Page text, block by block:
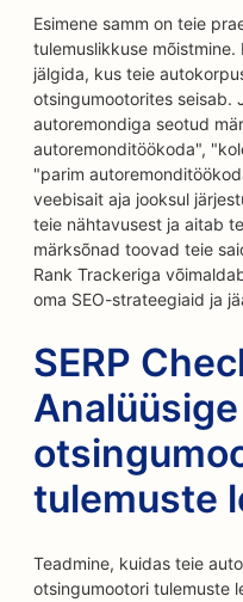
Esimene samm on teie
tulemuslikkuse
jälgida, kus teie
otsingumootorites seisab.
autoremondiga seotud
autoremonditöökoda",
"parim
veebisait aja jooksul
teie nähtavusest ja aitab
märksõnad toovad teie
Rank Trackeriga
oma SEO-strateegiaid ja
SERP
Analüüsige
tulemuste
Teadmine, kuidas teie
otsingumootori tulemuste